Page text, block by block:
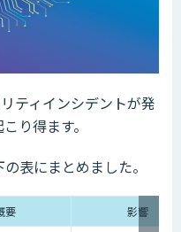
ティインシデントが発
り得ます。
表にまとめました。
要
影響